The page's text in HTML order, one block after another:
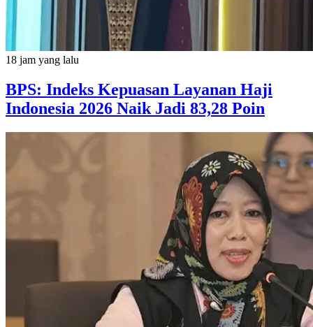
18 jam yang lalu
BPS: Indeks Kepuasan Layanan Haji
Indonesia 2026 Naik Jadi 83,28 Poin